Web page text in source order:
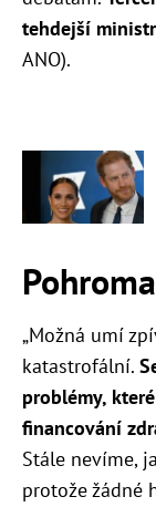
tehdejší
ANO).
„Možná umí
katastrofální.
problémy,
financování
Stále nevíme,
protože žádné